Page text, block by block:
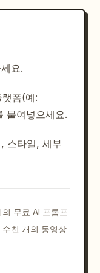
요.
폼(예:
붙여넣으세요.
스타일, 세부
무료 AI 프롬프
천 개의 동영상